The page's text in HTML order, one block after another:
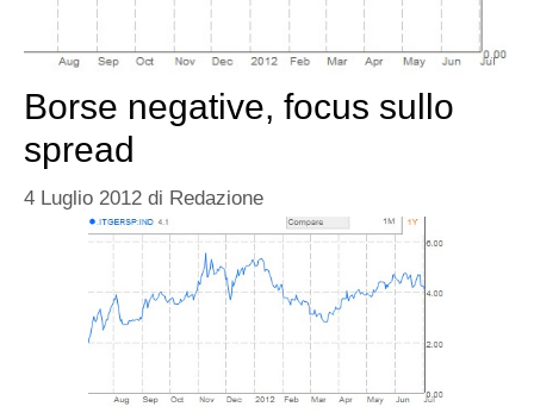
Borse negative, focus sullo
spread
4 Luglio 2012 di Redazione